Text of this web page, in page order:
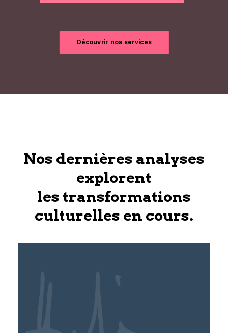
Découvrir nos services
Nos dernières analyses
explorent
les transformations
culturelles en cours.